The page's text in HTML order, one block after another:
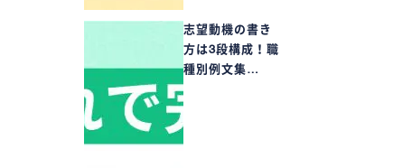
志望動機の書き
方は3段構成！職
種別例文集…